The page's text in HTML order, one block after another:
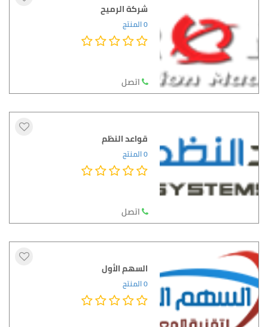
شركة الرميح
0 المنتج
اتصل
قواعد النظم
0 المنتج
اتصل
السهم الأول
0 المنتج